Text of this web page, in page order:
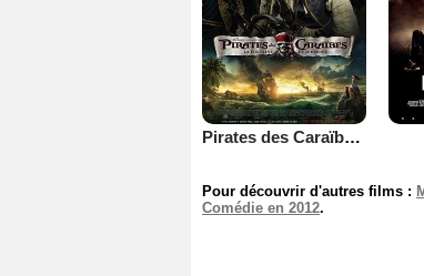
Pirates des Caraïbes : la Fontaine de Jouvence
Pour découvrir d'autres films :
Comédie en 2012.